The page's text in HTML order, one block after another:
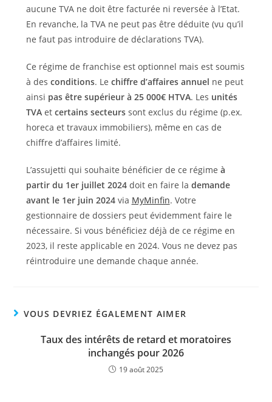
aucune TVA ne doit être facturée ni reversée à l’Etat.
En revanche, la TVA ne peut pas être déduite (vu qu’il
ne faut pas introduire de déclarations TVA).
Ce régime de franchise est optionnel mais est soumis
à des conditions. Le chiffre d’affaires annuel ne peut
ainsi pas être supérieur à 25 000€ HTVA. Les unités
TVAet certains secteurssont exclus du régime (p.ex.
horeca et travaux immobiliers), même en cas de
chiffre d’affaires limité.
L’assujetti qui souhaite bénéficier de ce régime à
partir du 1er juillet 2024doit en faire la demande
avant le 1er juin 2024via MyMinfin. Votre
gestionnaire de dossiers peut évidemment faire le
nécessaire. Si vous bénéficiez déjà de ce régime en
2023, il reste applicable en 2024. Vous ne devez pas
réintroduire une demande chaque année.
VOUS DEVRIEZ ÉGALEMENT AIMER
Taux des intérêts de retard et moratoires
inchangés pour 2026
19 août 2025